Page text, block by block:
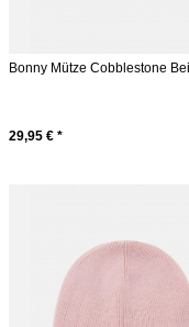
Bonny Mütze Cobblestone
29,95 € *